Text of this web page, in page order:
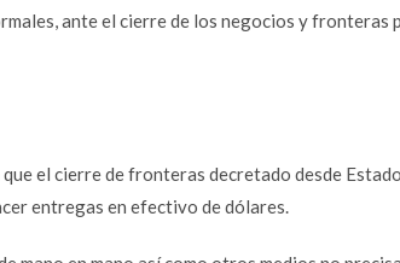
ante el cierre de los negocios y fronteras
el cierre de fronteras decretado desde
entregas en efectivo de dólares.